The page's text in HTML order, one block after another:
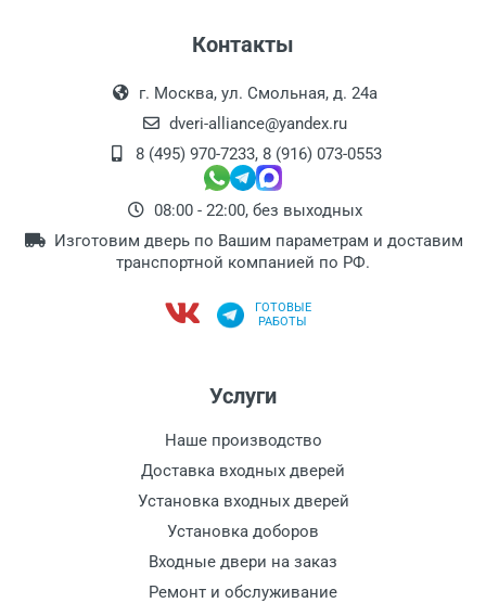
Контакты
г. Москва, ул. Смольная, д. 24а
dveri-alliance@yandex.ru
8 (495) 970-7233, 8 (916) 073-0553
08:00 - 22:00, без выходных
Изготовим дверь по Вашим параметрам и доставим
транспортной компанией по РФ.
ГОТОВЫЕ
РАБОТЫ
Услуги
Наше производство
Доставка входных дверей
Установка входных дверей
Установка доборов
Входные двери на заказ
Ремонт и обслуживание